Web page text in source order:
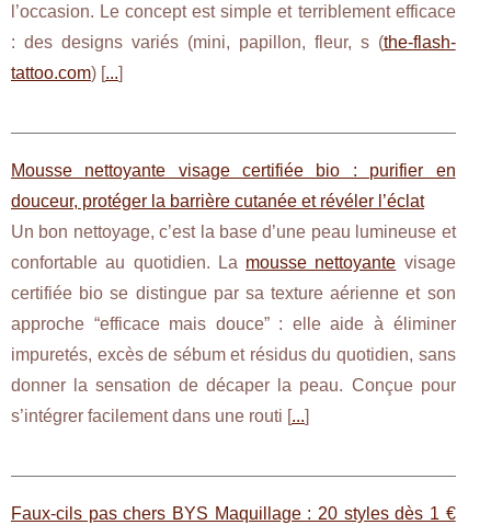
l’occasion. Le concept est simple et terriblement efficace
: des designs variés (mini, papillon, fleur, s (the-flash-
tattoo.com) [...]
Mousse nettoyante visage certifiée bio : purifier en
douceur, protéger la barrière cutanée et révéler l’éclat
Un bon nettoyage, c’est la base d’une peau lumineuse et
confortable au quotidien. La mousse nettoyante visage
certifiée bio se distingue par sa texture aérienne et son
approche “efficace mais douce” : elle aide à éliminer
impuretés, excès de sébum et résidus du quotidien, sans
donner la sensation de décaper la peau. Conçue pour
s’intégrer facilement dans une routi [...]
Faux-cils pas chers BYS Maquillage : 20 styles dès 1 €